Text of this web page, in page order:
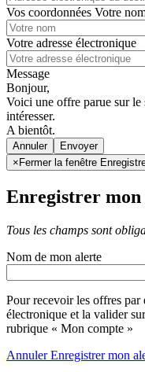
Vos coordonnées Votre
Votre adresse électronique
Message
Bonjour,
Voici une offre parue sur
intéresser.
A bientôt.
Annuler
× Fermer la fenêtre
Enregistrer mon
Tous les champs sont
Nom de mon alerte
Pour recevoir les offres par
électronique et la valider
rubrique « Mon compte »
AnnulerEnregistrer mon